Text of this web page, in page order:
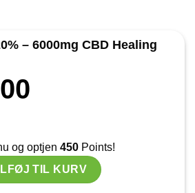
– 6000mg CBD Healing
og optjen 450 Points!
6000mg CBD Healing Balm (30ml) antal
TIL KURV